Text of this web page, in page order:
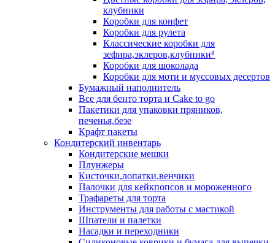
клубники
Коробки для конфет
Коробки для рулета
Классические коробки для
зефира,эклеров,клубники⁸
Коробки для шоколада
Коробки для моти и муссовых десертов
Бумажный наполнитель
Все для бенто торта и Cake to go
Пакетики для упаковки пряников,
печенья,безе
Крафт пакеты
Кондитерский инвентарь
Кондитерские мешки
Плунжеры
Кисточки,лопатки,венчики
Палочки для кейкпопсов и мороженного
Трафареты для торта
Инструменты для работы с мастикой
Шпатели и палетки
Насадки и переходники